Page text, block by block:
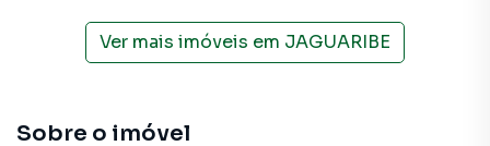
Ver mais imóveis em JAGUARIBE
Sobre o imóvel